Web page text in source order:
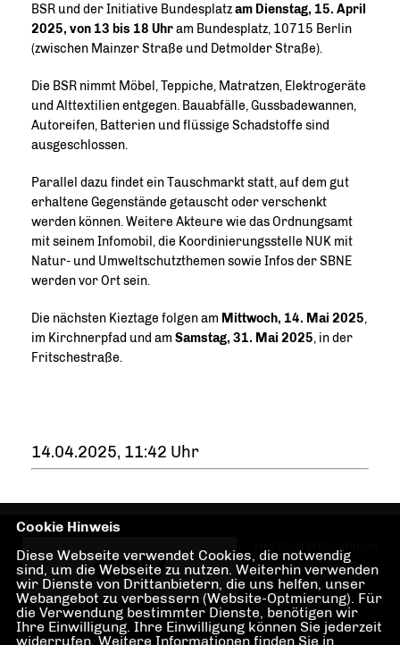
BSR und der Initiative Bundesplatzam Dienstag, 15. April
2025, von 13 bis 18 Uhram Bundesplatz, 10715 Berlin
(zwischen Mainzer Straße und Detmolder Straße).
Die BSR nimmt Möbel, Teppiche, Matratzen, Elektrogeräte
und Alttextilien entgegen. Bauabfälle, Gussbadewannen,
Autoreifen, Batterien und flüssige Schadstoffe sind
ausgeschlossen.
Parallel dazu findet ein Tauschmarkt statt, auf dem gut
erhaltene Gegenstände getauscht oder verschenkt
werden können. Weitere Akteure wie das Ordnungsamt
mit seinem Infomobil, die Koordinierungsstelle NUK mit
Natur- und Umweltschutzthemen sowie Infos der SBNE
werden vor Ort sein.
Die nächsten Kieztage folgen am Mittwoch, 14. Mai 2025,
im Kirchnerpfad und am Samstag, 31. Mai 2025, in der
Fritschestraße.
14.04.2025, 11:42 Uhr
bei der CDU-Fraktion
Charlottenburg-
Wilmersdorf!
Cookie Hinweis
Diese Webseite verwendet Cookies, die notwendig
sind, um die Webseite zu nutzen. Weiterhin verwenden
wir Dienste von Drittanbietern, die uns helfen, unser
Webangebot zu verbessern (Website-Optmierung). Für
die Verwendung bestimmter Dienste, benötigen wir
Ihre Einwilligung. Ihre Einwilligung können Sie jederzeit
widerrufen. Weitere Informationen finden Sie in